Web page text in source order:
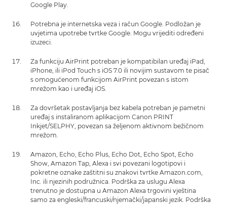
Google Play.
Potrebna je internetska veza i račun Google. Podložan je
uvjetima upotrebe tvrtke Google. Mogu vrijediti određeni
izuzeci.
Za funkciju AirPrint potreban je kompatibilan uređaj iPad,
iPhone, ili iPod Touch s iOS 7.0 ili novijim sustavom te pisač
s omogućenom funkcijom AirPrint povezan s istom
mrežom kao i uređaj iOS.
Za dovršetak postavljanja bez kabela potreban je pametni
uređaj s instaliranom aplikacijom Canon PRINT
Inkjet/SELPHY, povezan sa željenom aktivnom bežičnom
mrežom.
Amazon, Echo, Echo Plus, Echo Dot, Echo Spot, Echo
Show, Amazon Tap, Alexa i svi povezani logotipovi i
pokretne oznake zaštitni su znakovi tvrtke Amazon.com,
Inc. ili njezinih podružnica. Podrška za uslugu Alexa
trenutno je dostupna u Amazon Alexa trgovini vještina
samo za engleski/francuski/njemački/japanski jezik. Podrška